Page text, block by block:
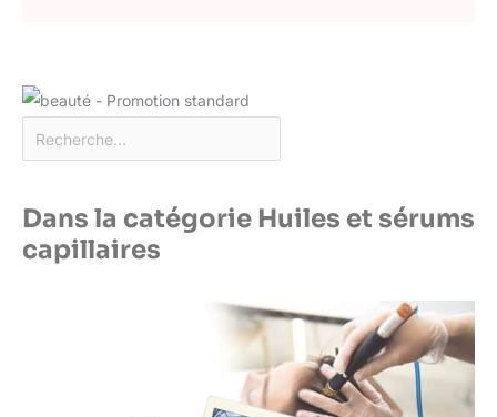
Dans la catégorie Huiles et sérums
capillaires